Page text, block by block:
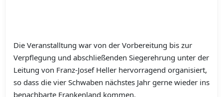
Die Veranstalltung war von der Vorbereitung bis zur
Verpflegung und abschließenden Siegerehrung unter der
Leitung von Franz-Josef Heller hervorragend organisiert,
so dass die vier Schwaben nächstes Jahr gerne wieder ins
benachbarte Frankenland kommen.